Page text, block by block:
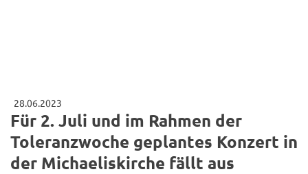
28.06.2023
Für 2. Juli und im Rahmen der
Toleranzwoche geplantes Konzert in
der Michaeliskirche fällt aus